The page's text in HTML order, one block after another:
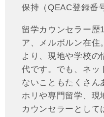
保持（QEAC登録番
留学カウンセラー歴
ア、メルボルン在住
より、現地や学校の
代です。でも、ネッ
ないこともたくさん
ホリや専門留学、現
カウンセラーとして